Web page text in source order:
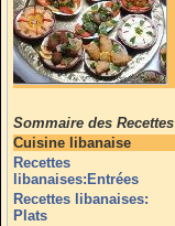
Sommaire des Recettes
Cuisine libanaise
Recettes
libanaises:Entrées
Recettes libanaises:
Plats